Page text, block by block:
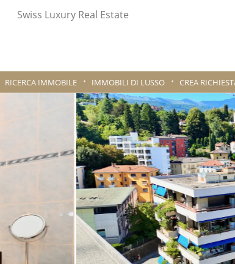
Swiss Luxury Real Estate
RICERCA IMMOBILE IMMOBILI DI LUSSO CREA